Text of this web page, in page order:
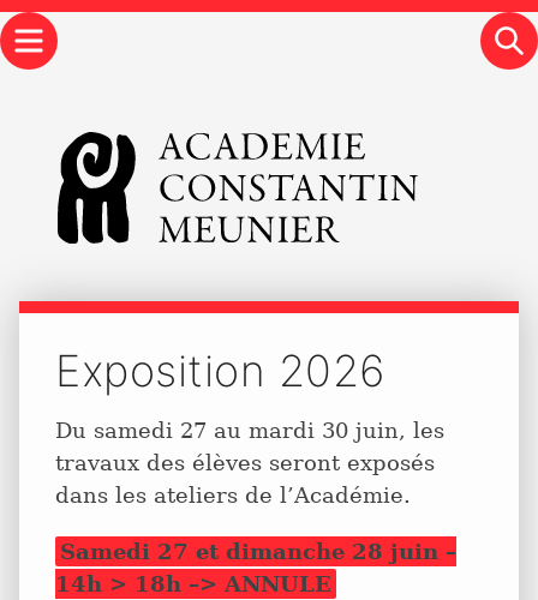
Menu
Exposition 2026
Du samedi 27 au mardi 30 juin, les
travaux des élèves seront exposés
dans les ateliers de l’Académie.
Samedi 27 et dimanche 28 juin –
14h > 18h –> ANNULE